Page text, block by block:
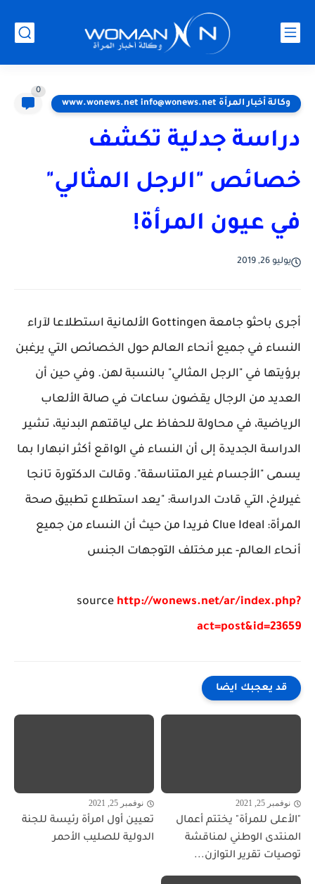
وكالة أخبار المرأة www.wonews.net info@wonews.net
0
دراسة جدلية تكشف
خصائص "الرجل المثالي"
في عيون المرأة!
يوليو 26, 2019
أجرى باحثو جامعة Gottingen الألمانية استطلاعا لآراء
النساء في جميع أنحاء العالم حول الخصائص التي يرغبن
برؤيتها في "الرجل المثالي" بالنسبة لهن. وفي حين أن
العديد من الرجال يقضون ساعات في صالة الألعاب
الرياضية، في محاولة للحفاظ على لياقتهم البدنية، تشير
الدراسة الجديدة إلى أن النساء في الواقع أكثر انبهارا بما
يسمى "الأجسام غير المتناسقة". وقالت الدكتورة تانجا
غيرلاخ، التي قادت الدراسة: "يعد استطلاع تطبيق صحة
المرأة: Clue Ideal فريدا من حيث أن النساء من جميع
أنحاء العالم- عبر مختلف التوجهات الجنس
source http://wonews.net/ar/index.php?
act=post&id=23659
قد يعجبك ايضا
نوفمبر 25, 2021
"الأعلى للمرأة" يختتم أعمال
المنتدى الوطني لمناقشة
توصيات تقرير التوازن...
نوفمبر 25, 2021
تعيين أول امرأة رئيسة للجنة
الدولية للصليب الأحمر